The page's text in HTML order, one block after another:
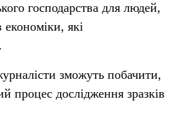
господарства для людей,
економіки, які
зможуть побачити,
процес дослідження зразків